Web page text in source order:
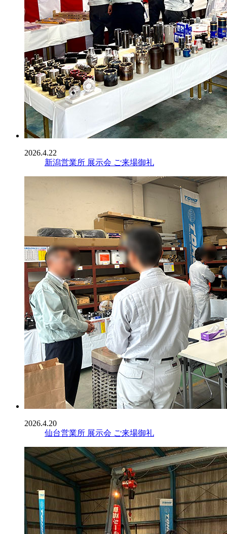
2026.4.22
新潟営業所 展示会 ご来場御礼
2026.4.20
仙台営業所 展示会 ご来場御礼